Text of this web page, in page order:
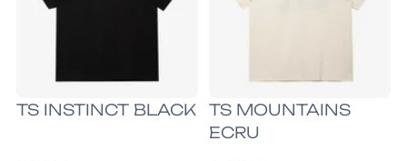
TS INSTINCT BLACK
TS MOUNTAINS
ECRU